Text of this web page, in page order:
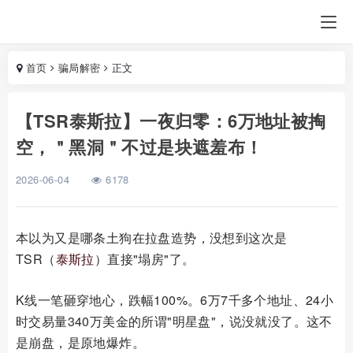
首页 骗局解密 正文
【TSR泰斯拉】一夜归零：6万地址被掏
空，＂黑洞＂不过是块遮羞布！
2026-06-04 6178
本以为又是哪条土狗在拉盘造势，没想到这次是
TSR（泰斯拉）直接"塌房"了。
K线一笔砸穿地心，跌幅100%。6万7千多个地址、24小
时交易量340万美金的所谓"明星盘"，说没就没了。这不
是崩盘，是原地爆炸。